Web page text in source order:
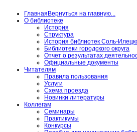
Главная Вернуться на главную...
О библиотеке
История
Структура
История библиотек Соль-
Библиотеки городского округа
Отчет о результатах
Официальные документы
Читателям
Правила пользования
Услуги
Схема проезда
Новинки литературы
Коллегам
Семинары
Практикумы
Конкурсы